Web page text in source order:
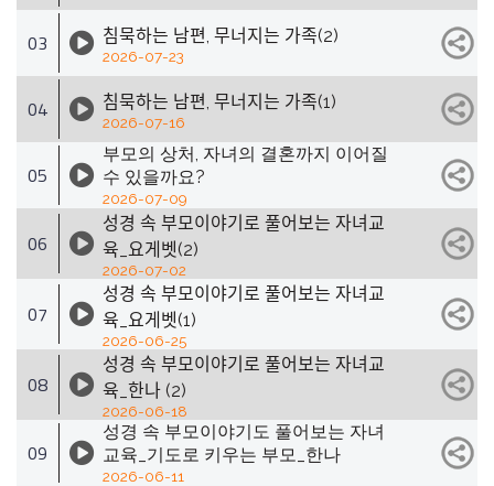
03 침묵하는 남편, 무너지는 가족(2)
2026-07-23
04 침묵하는 남편, 무너지는 가족(1)
2026-07-16
05
부모의 상처, 자녀의 결혼까지 이어질
수 있을까요?
2026-07-09
06
성경 속 부모이야기로 풀어보는 자녀교
육_요게벳(2)
2026-07-02
07
성경 속 부모이야기로 풀어보는 자녀교
육_요게벳(1)
2026-06-25
08
성경 속 부모이야기로 풀어보는 자녀교
육_한나 (2)
2026-06-18
09
성경 속 부모이야기도 풀어보는 자녀
교육_기도로 키우는 부모_한나
2026-06-11